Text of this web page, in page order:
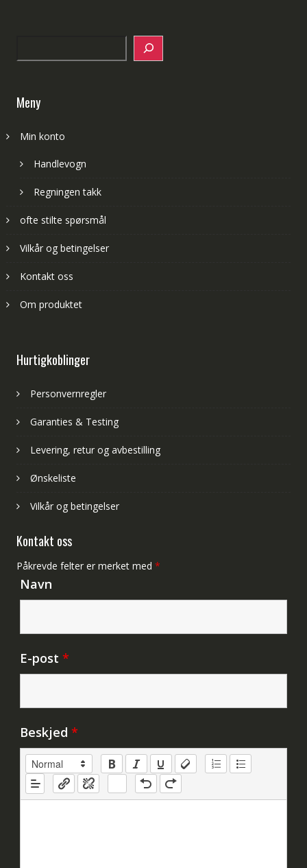
Meny
Min konto
Handlevogn
Regningen takk
ofte stilte spørsmål
Vilkår og betingelser
Kontakt oss
Om produktet
Hurtigkoblinger
Personvernregler
Garanties & Testing
Levering, retur og avbestilling
Ønskeliste
Vilkår og betingelser
Kontakt oss
Påkrevde felter er merket med *
Navn
E-post *
Beskjed *